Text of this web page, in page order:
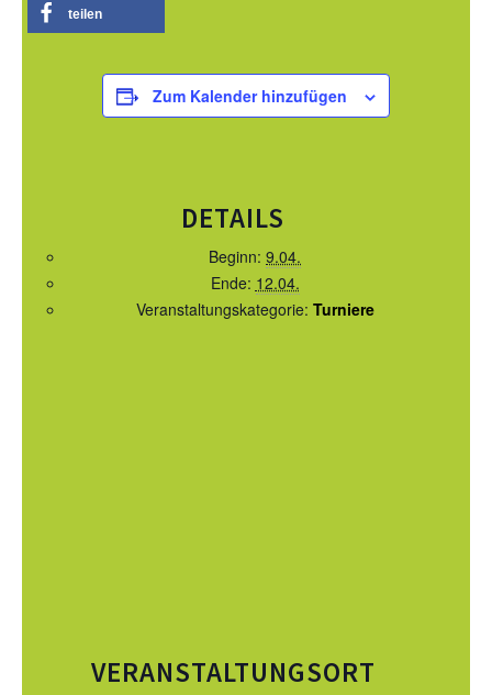
TURNIERSPORT
JUNGPFERDEPROGRAMM
TRAINER
TURNIERTERMINE
JUGEND
KIDS CLUB
TRAINERAUSBILDUNG
teilen
Zum Kalender hinzufügen
DETAILS
Beginn: 9.04.
Ende: 12.04.
Veranstaltungskategorie: Turniere
VERANSTALTUNGSORT